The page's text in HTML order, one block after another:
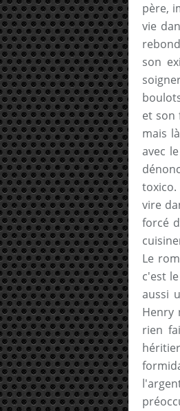
père,
vie
son
et son
mais
avec
toxico.
vire
forcé
Le
c'est
aussi
Henry
rien